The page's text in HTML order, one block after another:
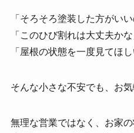
「そろそろ塗装した方がいい
「このひび割れは大丈夫かな
「屋根の状態を一度見てほし
そんな小さな不安でも、お気
無理な営業ではなく、お家